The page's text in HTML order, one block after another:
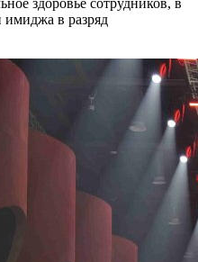
здоровье сотрудников, в
имиджа в разряд